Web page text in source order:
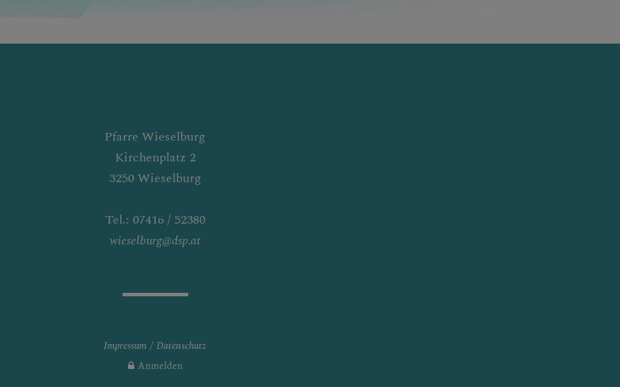
Pfarre Wieselburg
Kirchenplatz 2
3250 Wieselburg
Tel.: 07416 / 52380
wieselburg@dsp.at
Impressum
Datenschutz
Anmelden